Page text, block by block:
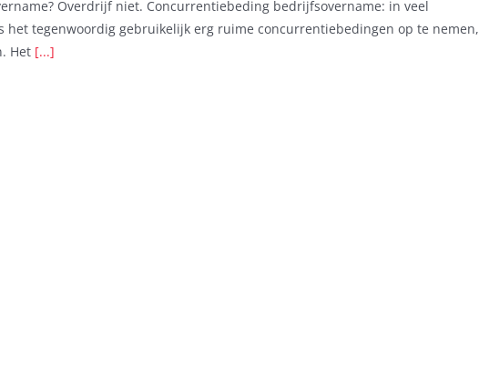
Overdrijf niet. Concurrentiebeding bedrijfsovername: in veel
het tegenwoordig gebruikelijk erg ruime concurrentiebedingen op te nemen,
Het [...]